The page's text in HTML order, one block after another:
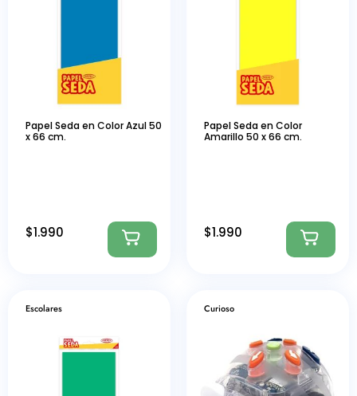
Papel Seda en Color Azul 50
x 66 cm.
$1.990
Papel Seda en Color
Amarillo 50 x 66 cm.
$1.990
Escolares Curioso